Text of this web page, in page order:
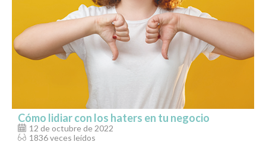
Cómo lidiar con los haters en tu negocio
12 de octubre de 2022
1836 veces leídos